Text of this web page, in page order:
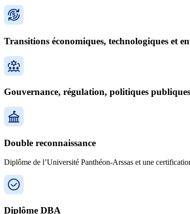
Transitions économiques, technologiques et
Gouvernance, régulation, politiques
Double reconnaissance
Diplôme de l’Université Panthéon-Arssas et une
Diplôme DBA